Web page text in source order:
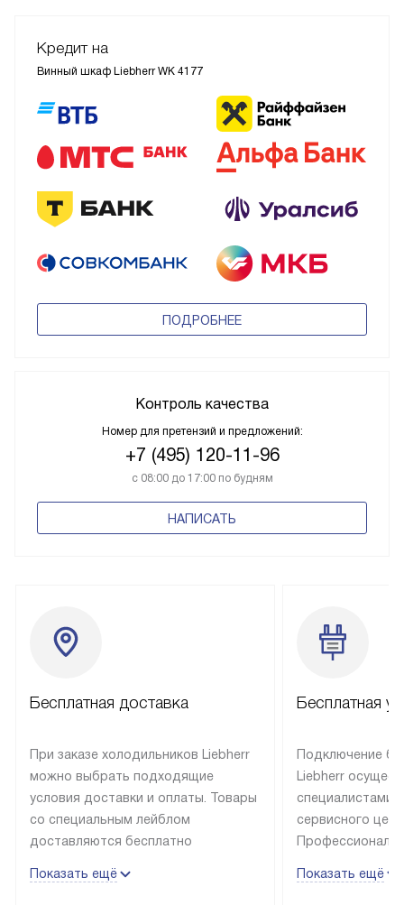
Кредит на
Винный шкаф Liebherr WK 4177
ПОДРОБНЕЕ
Контроль качества
Номер для претензий и предложений:
+7 (495) 120-11-96
с 08:00 до 17:00 по будням
НАПИСАТЬ
Бесплатная доставка
При заказе холодильников Liebherr
можно выбрать подходящие
условия доставки и оплаты. Товары
со специальным лейблом
доставляются бесплатно
до подъезда, выезд за МКАД
Показать ещё
Бесплатная
Подключение
Liebherr
специалистами
сервисного
эксплуатации
Показать ещё